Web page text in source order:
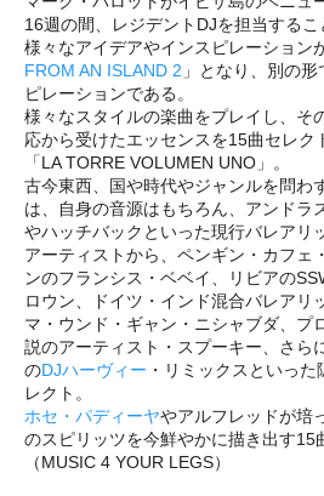
16週の間、レジデントDJを担当する
様々なアイデアやインスピレーション
FROM AN ISLAND 2 」となり、別の
ピレーションである。
様々なスタイルの楽曲をプレイし、そ
応から受けたエッセンスを15曲セレク
「LA TORRE VOLUMEN UNO」。
古今東西、国や時代やジャンルを問わ
は、自身の音源はもちろん、アンドラ
やハッチバックといった現行バレアリ
アーティストから、ペンギン・カフェ
ンのフランシス・ベベイ、リビアの
ロウン、ドイツ・インド混合バレアリ
マ・ウンド・ギャン・ニシャブダ、プ
説のアーティスト・スプーキー、さら
のDJハーヴィー ・リミックスといっ
レクト。
ホセ・パディーヤやアルフレッドが培
のスピリッツを今鮮やかに描き出す15
（MUSIC 4 YOUR LEGS）